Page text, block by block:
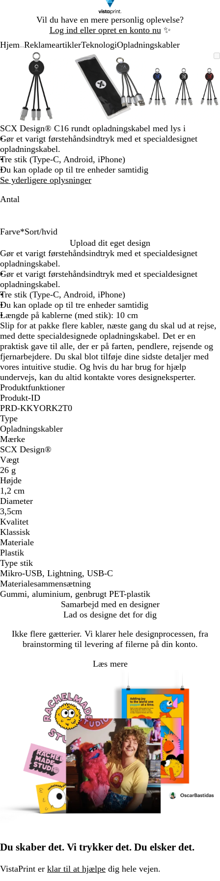
Vil du have en mere personlig oplevelse?
Log ind eller opret en konto nu ✨
1
Hjem ReklameartiklerTeknologiOpladningskabler
Zoombart
billede
Zoomet
til
minimum
Klik
for
at
udvide
Brug
tasterne
plus
og
minus
til
at
zoome
og
piletasterne
til
at
panorere
Zoombart
billede
Zoomet
til
minimum
Klik
for
at
udvide
Brug
tasterne
plus
og
minus
til
at
zoome
og
til
at
Zoombart
minimum
at
udvide
plus
og
minus
til
zoome
og
SCX Design® C16 rundt opladningskabel med lys i
Gør et varigt førstehåndsindtryk med et specialdesignet
opladningskabel.
Tre stik (Type-C, Android, iPhone)
Du kan oplade op til tre enheder samtidig
Se yderligere oplysninger
Antal
Farve*Sort/hvid
l
å
/
s
o
r
t
ø
d
/
s
o
r
t
o
r
t
/
h
v
i
d
Upload dit eget design
Gør et varigt førstehåndsindtryk med et specialdesignet
opladningskabel.
Gør et varigt førstehåndsindtryk med et specialdesignet
opladningskabel.
Tre stik (Type-C, Android, iPhone)
Du kan oplade op til tre enheder samtidig
Længde på kablerne (med stik): 10 cm
Slip for at pakke flere kabler, næste gang du skal ud at rejse,
med dette specialdesignede opladningskabel. Det er en
praktisk gave til alle, der er på farten, pendlere, rejsende og
fjernarbejdere. Du skal blot tilføje dine sidste detaljer med
vores intuitive studie. Og hvis du har brug for hjælp
undervejs, kan du altid kontakte vores designeksperter.
Produktfunktioner
Produkt-ID
PRD-KKYORK2T0
Type
Opladningskabler
Mærke
SCX Design®
Vægt
26 g
Højde
1,2 cm
Diameter
3,5cm
Kvalitet
Klassisk
Materiale
Plastik
Type stik
Mikro-USB, Lightning, USB-C
Materialesammensætning
Gummi, aluminium, genbrugt PET-plastik
Samarbejd med en designer
Lad os designe det for dig
Ikke flere gætterier. Vi klarer hele designprocessen, fra
brainstorming til levering af filerne på din konto.
Læs mere
Du skaber det. Vi trykker det. Du elsker det.
VistaPrint er klar til at hjælpe dig hele vejen.